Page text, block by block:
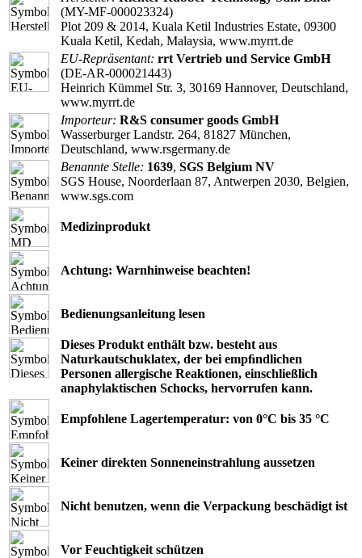
(MY-MF-000023324)
Plot 209 & 2014, Kuala Ketil Industries Estate, 09300
Kuala Ketil, Kedah, Malaysia, www.myrrt.de
EU-Repräsentant: rrt Vertrieb und Service GmbH
(DE-AR-000021443)
Heinrich Kümmel Str. 3, 30169 Hannover, Deutschland,
www.myrrt.de
Importeur: R&S consumer goods GmbH
Wasserburger Landstr. 264, 81827 München,
Deutschland, www.rsgermany.de
Benannte Stelle: 1639, SGS Belgium NV
SGS House, Noorderlaan 87, Antwerpen 2030, Belgien,
www.sgs.com
Medizinprodukt
Achtung: Warnhinweise beachten!
Bedienungsanleitung lesen
Dieses Produkt enthält bzw. besteht aus
Naturkautschuklatex, der bei empﬁndlichen
Personen allergische Reaktionen, einschließlich
anaphylaktischen Schocks, hervorrufen kann.
Empfohlene Lagertemperatur: von 0°C bis 35 °C
Keiner direkten Sonneneinstrahlung aussetzen
Nicht benutzen, wenn die Verpackung beschädigt ist
Vor Feuchtigkeit schützen